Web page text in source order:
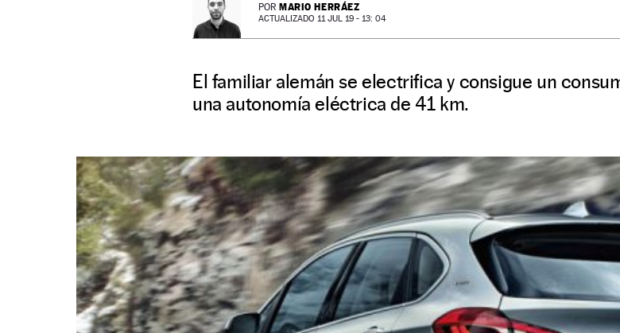
POR MARIO HERRÁEZ
ACTUALIZADO 11 JUL 19 - 13: 04
El familiar alemán se electrifica y consigue un
una autonomía eléctrica de 41 km.